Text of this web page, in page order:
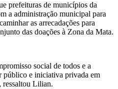
prefeituras de municípios da
a administração municipal para
as arrecadações para
das doações à Zona da Mata.
social de todos e a
público e iniciativa privada em
ressaltou Lilian.